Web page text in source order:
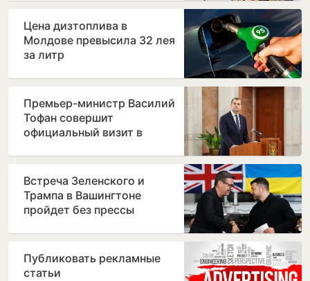
Вицу
Цена дизтоплива в
Молдове превысила 32 лея
за литр
Премьер-министр Василий
Тофан совершит
официальный визит в
Встреча Зеленского и
Трампа в Вашингтоне
пройдет без прессы
Публиковать рекламные
статьи